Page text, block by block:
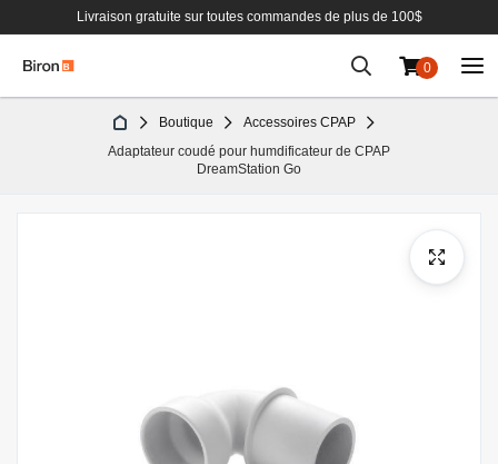
Livraison gratuite sur toutes commandes de plus de 100$
0
Boutique
Accessoires CPAP
Adaptateur coudé pour humdificateur de CPAP
DreamStation Go